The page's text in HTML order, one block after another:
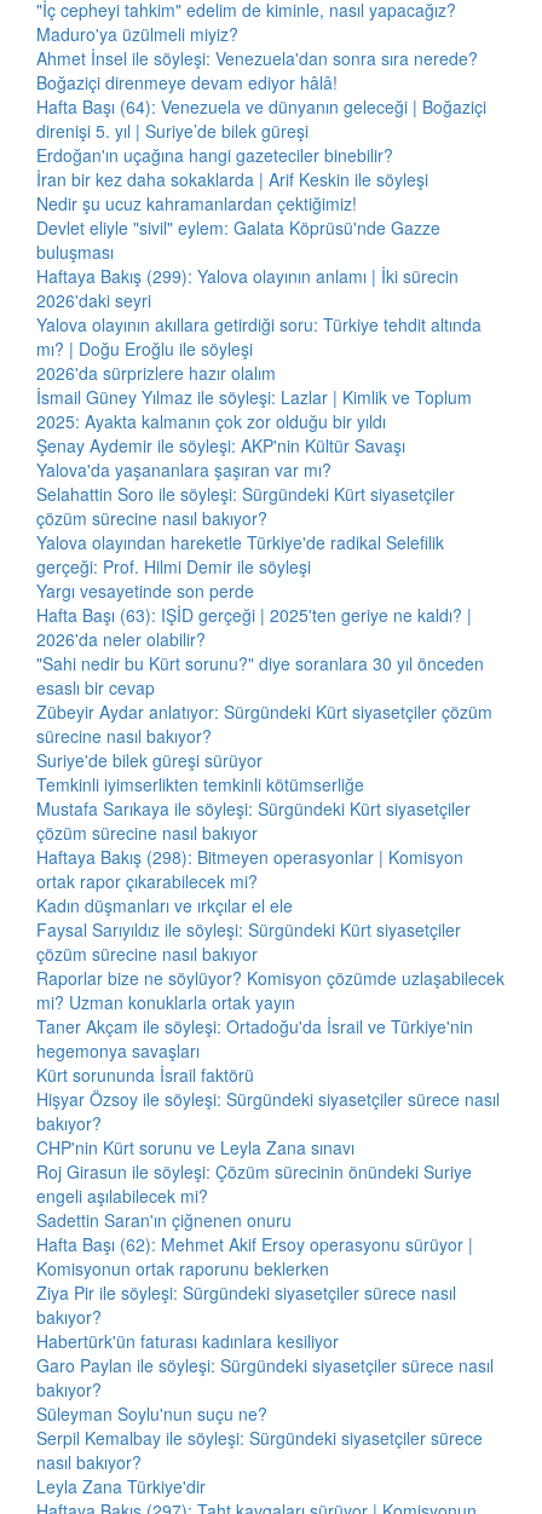
"İç cepheyi tahkim" edelim de kiminle, nasıl yapacağız?
Maduro'ya üzülmeli miyiz?
Ahmet İnsel ile söyleşi: Venezuela'dan sonra sıra nerede?
Boğaziçi direnmeye devam ediyor hâlâ!
Hafta Başı (64): Venezuela ve dünyanın geleceği | Boğaziçi
direnişi 5. yıl | Suriye’de bilek güreşi
Erdoğan'ın uçağına hangi gazeteciler binebilir?
İran bir kez daha sokaklarda | Arif Keskin ile söyleşi
Nedir şu ucuz kahramanlardan çektiğimiz!
Devlet eliyle "sivil" eylem: Galata Köprüsü'nde Gazze
buluşması
Haftaya Bakış (299): Yalova olayının anlamı | İki sürecin
2026'daki seyri
Yalova olayının akıllara getirdiği soru: Türkiye tehdit altında
mı? | Doğu Eroğlu ile söyleşi
2026'da sürprizlere hazır olalım
İsmail Güney Yılmaz ile söyleşi: Lazlar | Kimlik ve Toplum
2025: Ayakta kalmanın çok zor olduğu bir yıldı
Şenay Aydemir ile söyleşi: AKP'nin Kültür Savaşı
Yalova'da yaşananlara şaşıran var mı?
Selahattin Soro ile söyleşi: Sürgündeki Kürt siyasetçiler
çözüm sürecine nasıl bakıyor?
Yalova olayından hareketle Türkiye'de radikal Selefilik
gerçeği: Prof. Hilmi Demir ile söyleşi
Yargı vesayetinde son perde
Hafta Başı (63): IŞİD gerçeği | 2025'ten geriye ne kaldı? |
2026'da neler olabilir?
"Sahi nedir bu Kürt sorunu?" diye soranlara 30 yıl önceden
esaslı bir cevap
Zübeyir Aydar anlatıyor: Sürgündeki Kürt siyasetçiler çözüm
sürecine nasıl bakıyor?
Suriye'de bilek güreşi sürüyor
Temkinli iyimserlikten temkinli kötümserliğe
Mustafa Sarıkaya ile söyleşi: Sürgündeki Kürt siyasetçiler
çözüm sürecine nasıl bakıyor
Haftaya Bakış (298): Bitmeyen operasyonlar | Komisyon
ortak rapor çıkarabilecek mi?
Kadın düşmanları ve ırkçılar el ele
Faysal Sarıyıldız ile söyleşi: Sürgündeki Kürt siyasetçiler
çözüm sürecine nasıl bakıyor
Raporlar bize ne söylüyor? Komisyon çözümde uzlaşabilecek
mi? Uzman konuklarla ortak yayın
Taner Akçam ile söyleşi: Ortadoğu'da İsrail ve Türkiye'nin
hegemonya savaşları
Kürt sorununda İsrail faktörü
Hişyar Özsoy ile söyleşi: Sürgündeki siyasetçiler sürece nasıl
bakıyor?
CHP'nin Kürt sorunu ve Leyla Zana sınavı
Roj Girasun ile söyleşi: Çözüm sürecinin önündeki Suriye
engeli aşılabilecek mi?
Sadettin Saran'ın çiğnenen onuru
Hafta Başı (62): Mehmet Akif Ersoy operasyonu sürüyor |
Komisyonun ortak raporunu beklerken
Ziya Pir ile söyleşi: Sürgündeki siyasetçiler sürece nasıl
bakıyor?
Habertürk'ün faturası kadınlara kesiliyor
Garo Paylan ile söyleşi: Sürgündeki siyasetçiler sürece nasıl
bakıyor?
Süleyman Soylu'nun suçu ne?
Serpil Kemalbay ile söyleşi: Sürgündeki siyasetçiler sürece
nasıl bakıyor?
Leyla Zana Türkiye'dir